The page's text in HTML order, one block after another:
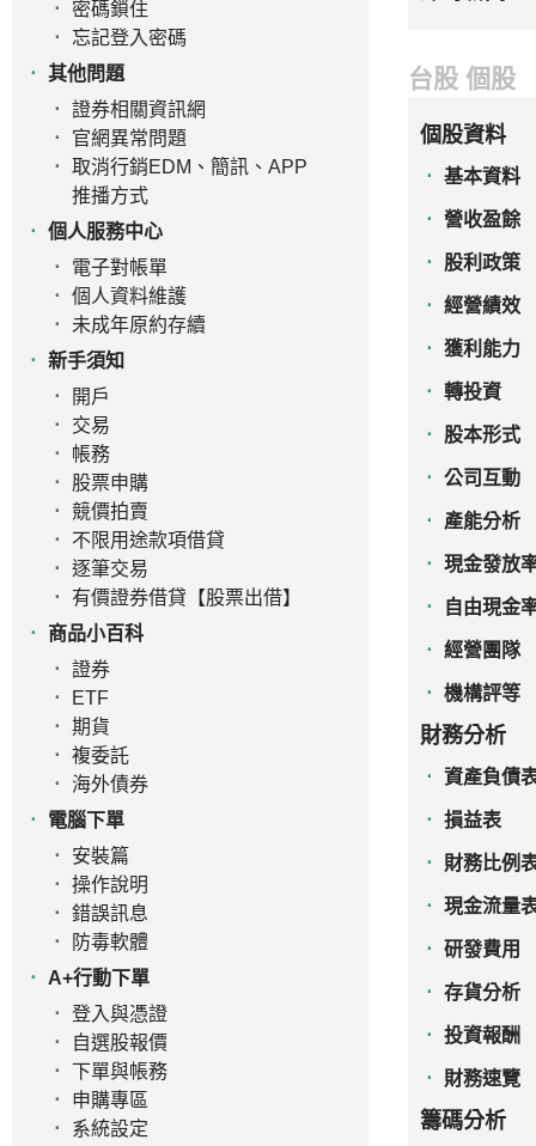
密碼鎖住
忘記登入密碼
其他問題
證券相關資訊網
官網異常問題
取消行銷EDM、簡訊、APP
推播方式
個人服務中心
電子對帳單
個人資料維護
未成年原約存續
新手須知
開戶
交易
帳務
股票申購
競價拍賣
不限用途款項借貸
逐筆交易
有價證券借貸【股票出借】
商品小百科
證券
ETF
期貨
複委託
海外債券
電腦下單
安裝篇
操作說明
錯誤訊息
防毒軟體
A+行動下單
登入與憑證
自選股報價
下單與帳務
申購專區
系統設定
台股 個股
個股資料
基本資料
營收盈餘
股利政策
經營績效
獲利能力
轉投資
股本形式
公司互動
產能分析
現金發放
自由現金
經營團隊
機構評等
財務分析
資產負債
損益表
財務比例
現金流量
研發費用
存貨分析
投資報酬
財務速覽
籌碼分析